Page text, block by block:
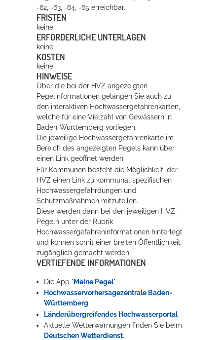
-62, -63, -64, -65 erreichbar.
FRISTEN
keine
ERFORDERLICHE UNTERLAGEN
keine
KOSTEN
keine
HINWEISE
Über die bei der HVZ angezeigten
Pegelinformationen gelangen Sie auch zu
den interaktiven Hochwassergefahrenkarten,
welche für eine Vielzahl von Gewässern in
Baden-Württemberg vorliegen.
Die jeweilige Hochwassergefahrenkarte im
Bereich des angezeigten Pegels kann über
einen Link geöffnet werden.
Für Kommunen besteht die Möglichkeit, der
HVZ einen Link zu kommunal spezifischen
Hochwassergefährdungen und
Schutzmaßnahmen mitzuteilen.
Diese werden dann bei den jeweiligen HVZ-
Pegeln unter der Rubrik
Hochwassergefahreninformationen hinterlegt
und können somit einer breiten Öffentlichkeit
zugänglich gemacht werden.
VERTIEFENDE INFORMATIONEN
Die App "Meine Pegel"
Hochwasservorhersagezentrale Baden-
Württemberg
Länderübergreifendes Hochwasserportal
Aktuelle Wetterwarnungen finden Sie beim
Deutschen Wetterdienst.